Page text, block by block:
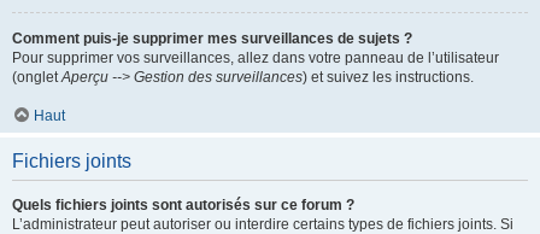
Comment puis-je supprimer mes surveillances de sujets ?
Pour supprimer vos surveillances, allez dans votre panneau de l’utilisateur
(ongletAperçu --> Gestion des surveillances) et suivez les instructions.
Haut
Fichiers joints
Quels fichiers joints sont autorisés sur ce forum ?
L’administrateur peut autoriser ou interdire certains types de fichiers joints. Si